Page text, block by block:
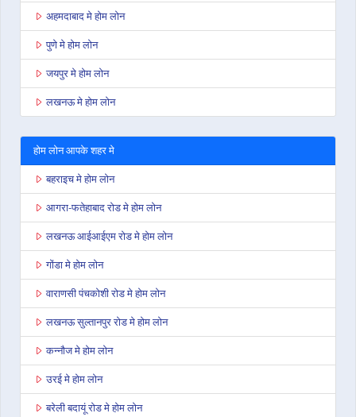
अहमदाबाद मे होम लोन
पुणे मे होम लोन
जयपुर मे होम लोन
लखनऊ मे होम लोन
होम लोन आपके शहर मे
बहराइच मे होम लोन
आगरा-फतेहाबाद रोड मे होम लोन
लखनऊ आईआईएम रोड मे होम लोन
गोंडा मे होम लोन
वाराणसी पंचकोशी रोड मे होम लोन
लखनऊ सुल्तानपुर रोड मे होम लोन
कन्नौज मे होम लोन
उरई मे होम लोन
बरेली बदायूं रोड मे होम लोन